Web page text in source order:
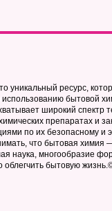
уникальный ресурс,
бытовой
широкий спектр
препаратах и
по их безопасному и
что бытовая химия
наука, многообразие
облегчить бытовую